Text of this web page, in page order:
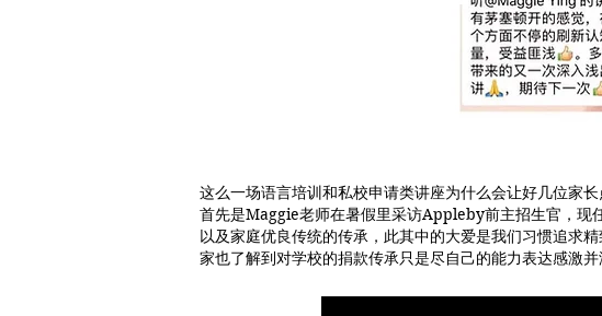
这么一场语言培训和私校申请类讲座为什么会让好几位家
首先是Maggie老师在暑假里采访Appleby前主招生官，现
以及家庭优良传统的传承，此其中的大爱是我们习惯追求
家也了解到对学校的捐款传承只是尽自己的能力表达感激并